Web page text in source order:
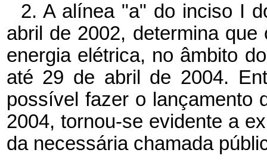
2. A alínea "a" do inciso I
abril de 2002, determina
energia elétrica, no âmbito
até 29 de abril de 2004.
possível fazer o lançamento
2004, tornou-se evidente a
da necessária chamada